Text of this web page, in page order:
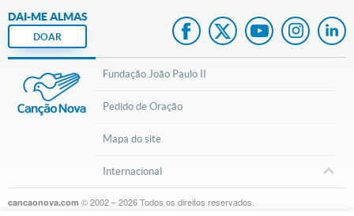
DAI-ME ALMAS
DOAR
Fundação João Paulo II
Pedido de Oração
Mapa do site
Internacional
cancaonova.com © 2002 – 2026Todos os direitos reservados.